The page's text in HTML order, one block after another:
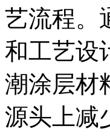
艺流程。
和工艺设
潮涂层材
源头上减